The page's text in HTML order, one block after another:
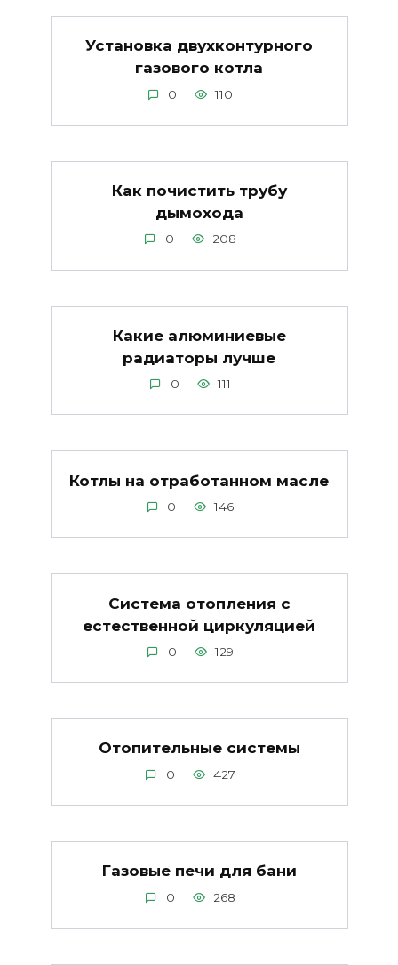
Установка двухконтурного
газового котла
0 110
Как почистить трубу
дымохода
0 208
Какие алюминиевые
радиаторы лучше
0 111
Котлы на отработанном масле
0 146
Система отопления с
естественной циркуляцией
0 129
Отопительные системы
0 427
Газовые печи для бани
0 268